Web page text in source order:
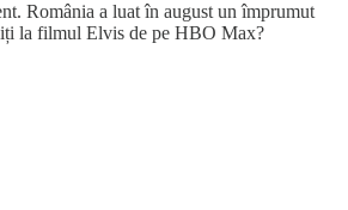
România a luat în august un împrumut
la filmul Elvis de pe HBO Max?